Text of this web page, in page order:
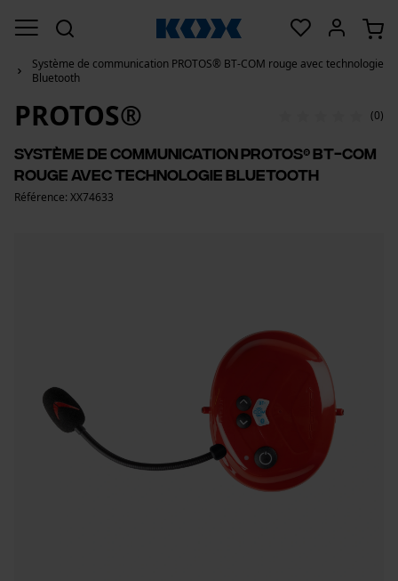
Système de communication PROTOS® BT-COM rouge avec technologie
Bluetooth
PROTOS® (0)
Système de communication PROTOS® BT-COM
rouge avec technologie Bluetooth
Référence: XX74633